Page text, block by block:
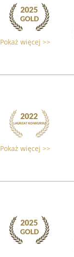
Pokaż więcej >>
Pokaż więcej >>